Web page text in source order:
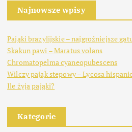
Najnowsze wpisy
Pająki brazylijskie – najgroźniejsze
Skakun pawi – Maratus volans
Chromatopelma cyaneopubescens
Wilczy pająk stepowy – Lycosa
Ile żyją pająki?
Kategorie